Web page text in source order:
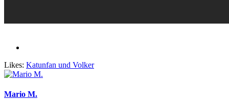
Likes: Katunfan und Volker
Mario M.